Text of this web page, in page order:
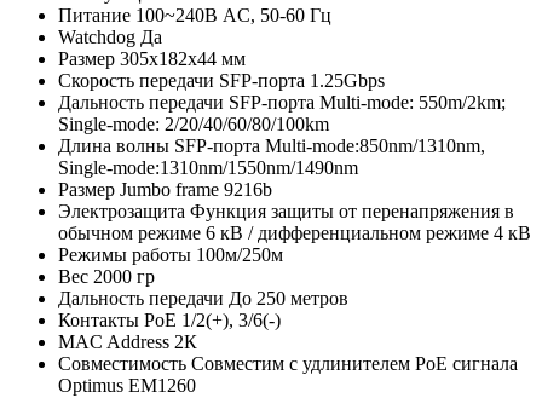
Питание 100~240В AC, 50-60 Гц
Watchdog Да
Размер 305x182x44 мм
Скорость передачи SFP-порта 1.25Gbps
Дальность передачи SFP-порта Multi-mode: 550m/2km;
Single-mode: 2/20/40/60/80/100km
Длина волны SFP-порта Multi-mode:850nm/1310nm,
Single-mode:1310nm/1550nm/1490nm
Размер Jumbo frame 9216b
Электрозащита Функция защиты от перенапряжения в
обычном режиме 6 кВ / дифференциальном режиме 4 кВ
Режимы работы 100м/250м
Вес 2000 гр
Дальность передачи До 250 метров
Контакты PoE 1/2(+), 3/6(-)
MAC Address 2К
Совместимость Совместим с удлинителем PoE сигнала
Optimus EM1260